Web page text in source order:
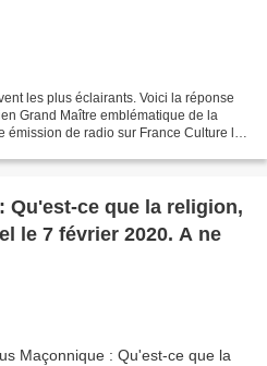
les plus éclairants. Voici la réponse
Grand Maître emblématique de la
de radio sur France Culture le
Qu'est-ce que la religion,
le 7 février 2020. A ne